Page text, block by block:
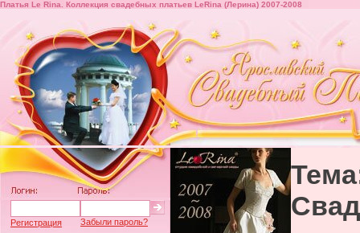
Платья Le Rina. Коллекция свадебных платьев LeRina (Лерина) 2007-2008
Регистрация Забыли пароль?